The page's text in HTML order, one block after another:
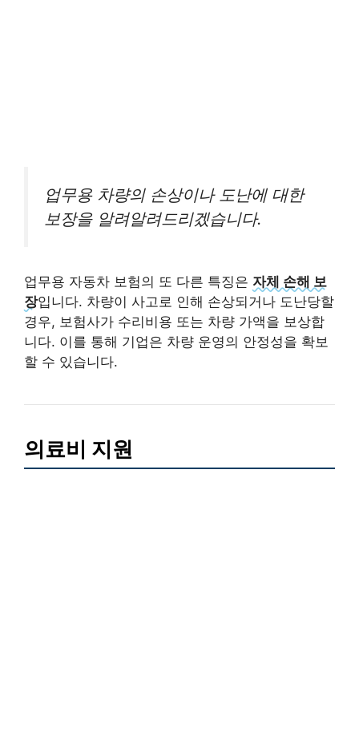
업무용 차량의 손상이나 도난에 대한
보장을 알려알려드리겠습니다.
업무용 자동차 보험의 또 다른 특징은 자체 손해 보
장입니다. 차량이 사고로 인해 손상되거나 도난당할
경우, 보험사가 수리비용 또는 차량 가액을 보상합
니다. 이를 통해 기업은 차량 운영의 안정성을 확보
할 수 있습니다.
의료비 지원